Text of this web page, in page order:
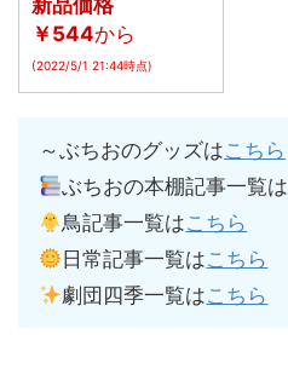
新品価格
￥544から
(2022/5/1 21:44時点)
～ぶちおのグッズはこちら
ぶちおの本棚記事一覧は
鳥記事一覧はこちら
日常記事一覧はこちら
劇団四季一覧はこちら